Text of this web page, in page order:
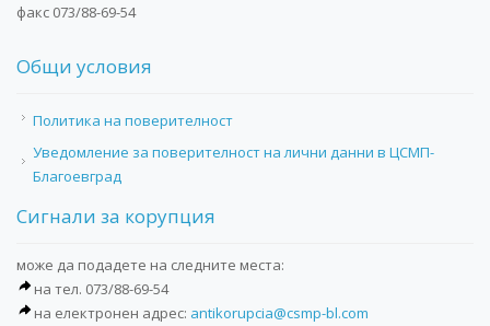
факс 073/88-69-54
Общи условия
Политика на поверителност
Уведомление за поверителност на лични данни в ЦСМП-
Благоевград
Сигнали за корупция
може да подадете на следните места:
на тел. 073/88-69-54
на електронен адрес: antikorupcia@csmp-bl.com